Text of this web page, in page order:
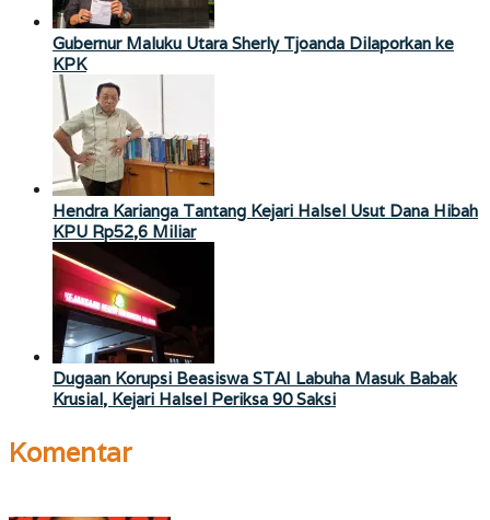
Gubernur Maluku Utara Sherly Tjoanda Dilaporkan ke
KPK
Hendra Karianga Tantang Kejari Halsel Usut Dana Hibah
KPU Rp52,6 Miliar
Dugaan Korupsi Beasiswa STAI Labuha Masuk Babak
Krusial, Kejari Halsel Periksa 90 Saksi
Komentar